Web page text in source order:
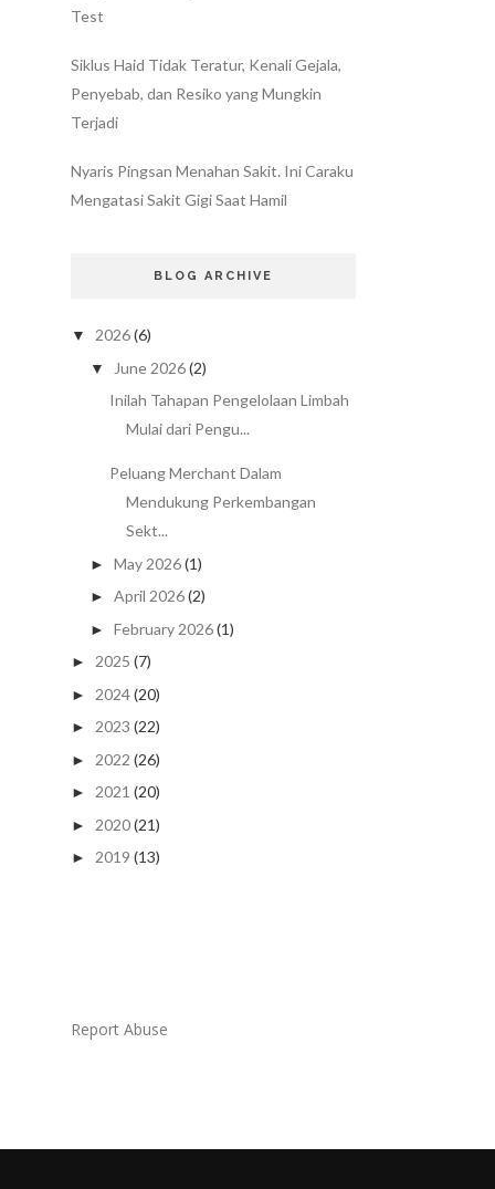
Test
Siklus Haid Tidak Teratur, Kenali Gejala,
Penyebab, dan Resiko yang Mungkin
Terjadi
Nyaris Pingsan Menahan Sakit. Ini Caraku
Mengatasi Sakit Gigi Saat Hamil
BLOG ARCHIVE
▼ 2026(6)
▼ June 2026(2)
Inilah Tahapan Pengelolaan Limbah
Mulai dari Pengu...
Peluang Merchant Dalam
Mendukung Perkembangan
Sekt...
► May 2026(1)
► April 2026(2)
► February 2026(1)
► 2025 (7)
► 2024(20)
► 2023 (22)
► 2022 (26)
► 2021 (20)
► 2020(21)
► 2019 (13)
Report Abuse